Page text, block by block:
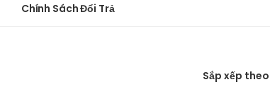
Chính Sách Đổi Trả
Sắp xếp theo